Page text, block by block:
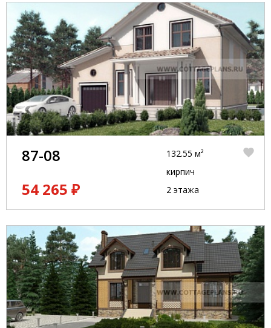
87-08
54 265 ₽
132.55 м²
кирпич
2 этажа